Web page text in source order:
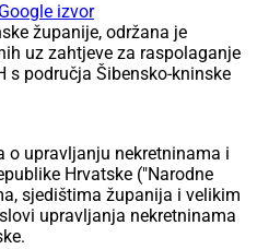
izvor
županije, održana je
uz zahtjeve za raspolaganje
s područja Šibensko-kninske
o upravljanju nekretninama i
Hrvatske ("Narodne
sjedištima županija i velikim
upravljanja nekretninama